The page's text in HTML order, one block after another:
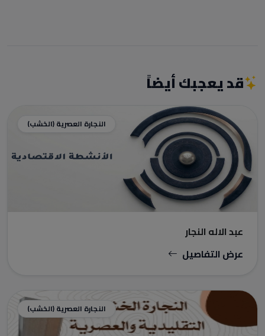
قد يعجبك أيضاً
النجارة العصرية (الخشب)
عبد الاله النجار
عرض التفاصيل
النجارة العصرية (الخشب)